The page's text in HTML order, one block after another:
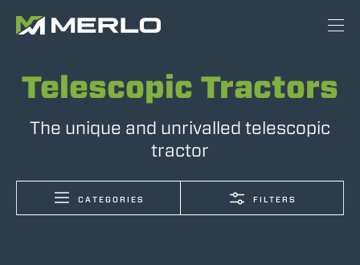
Telescopic Tractors
The unique and unrivalled telescopic
tractor
CATEGORIES FILTERS